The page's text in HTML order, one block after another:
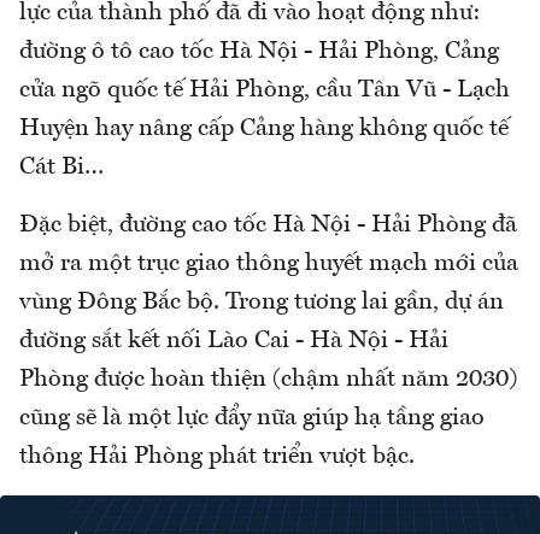
lực của thành phố đã đi vào hoạt động như:
đường ô tô cao tốc Hà Nội - Hải Phòng, Cảng
cửa ngõ quốc tế Hải Phòng, cầu Tân Vũ - Lạch
Huyện hay nâng cấp Cảng hàng không quốc tế
Cát Bi…
Đặc biệt, đường cao tốc Hà Nội - Hải Phòng đã
mở ra một trục giao thông huyết mạch mới của
vùng Đông Bắc bộ. Trong tương lai gần, dự án
đường sắt kết nối Lào Cai - Hà Nội - Hải
Phòng được hoàn thiện (chậm nhất năm 2030)
cũng sẽ là một lực đẩy nữa giúp hạ tầng giao
thông Hải Phòng phát triển vượt bậc.